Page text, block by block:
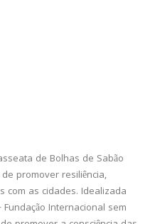
de Bolhas de Sabão
promover resiliência,
com as cidades. Idealizada
Internacional sem